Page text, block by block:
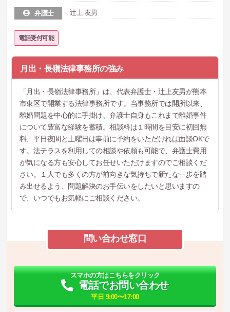
弁護士 辻上 友男
電話受付可能
月出・長嶺法律事務所の強み
「月出・長嶺法律事務所」は、代表弁護士・辻上友男が熊本
市東区で開業する法律事務所です。当事務所では開所以来、
離婚問題を中心的に手掛け、弁護士自身もこれまで離婚事件
について豊富な経験を蓄積。相談料は１時間を目安に初回無
料、平日夜間と土曜日は事前に予約をいただければ面談OKで
す。法テラスを利用しての相談や依頼も可能で、弁護士費用
が気になる方も安心してお任せいただけますのでご相談くだ
さい。１人でも多くの方が前向きな気持ちで新たな一歩を踏
み出せるよう、問題解決のお手伝いをしたいと思いますの
で、いつでもお気軽にご相談ください。
問い合わせ窓口
スマホの方はこちらをクリック
電話でお問い合わせ
平日 9:00〜17:00